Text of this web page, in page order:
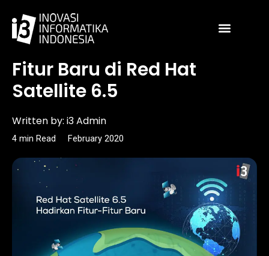
content
Article
Fitur Baru di Red Hat
Satellite 6.5
Written by: i3 Admin
4 min Read February 2020